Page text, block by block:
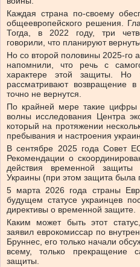
Каждая страна по-своему
общеевропейского решения.
Тогда, в 2022 году, три
говорили, что планируют
Но со второй половины 2025‑го
напомнили, что речь с
характере этой защиты. Но
рассматривают возвращение
точно не вернутся.
По крайней мере такие
волны исследования Центра
который на протяжении
пребывания и настроения
В сентябре 2025 года Совет
Рекомендации о
действия временной
Украины (при этом защита была
5 марта 2026 года страны
будущем статусе украинцев
директивы о временной защите.
Каким может быть этот
заявил еврокомиссар по
Бруннес, его только начали
всему, только прекращение
защиты.